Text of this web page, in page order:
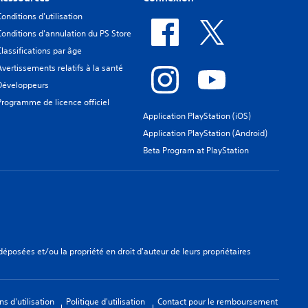
d'utilisation
d'annulation du PS Store
par âge
relatifs à la santé
de licence officiel
Application PlayStation (iOS)
Application PlayStation (Android)
Beta Program at PlayStation
et/ou la propriété en droit d'auteur de leurs propriétaires
d'utilisation
Politique d'utilisation
Contact pour le remboursement